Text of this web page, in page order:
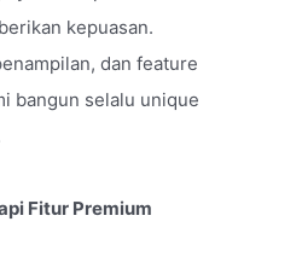
kepuasan.
dan feature
bangun selalu unique
Fitur Premium